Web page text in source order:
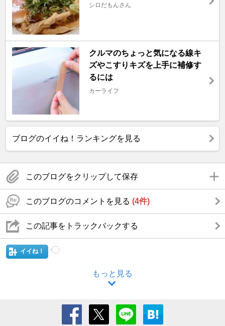
シロだもんさん
クルマのちょっと気になる線キ
ズやこすりキズを上手に補修す
るには
カーライフ
ブログのイイね！ランキングを見る
このブログをクリップして保存
このブログのコメントを見る (4件)
この記事をトラックバックする
イイね！
もっと見る